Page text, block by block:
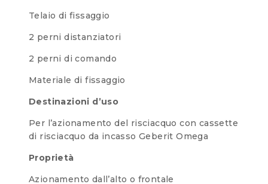
Telaio di fissaggio
2 perni distanziatori
2 perni di comando
Materiale di fissaggio
Destinazioni d’uso
Per l’azionamento del risciacquo con cassette
di risciacquo da incasso Geberit Omega
Proprietà
Azionamento dall’alto o frontale